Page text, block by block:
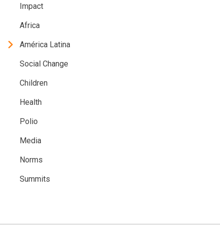
Impact
Africa
América Latina
Social Change
Children
Health
Polio
Media
Norms
Summits